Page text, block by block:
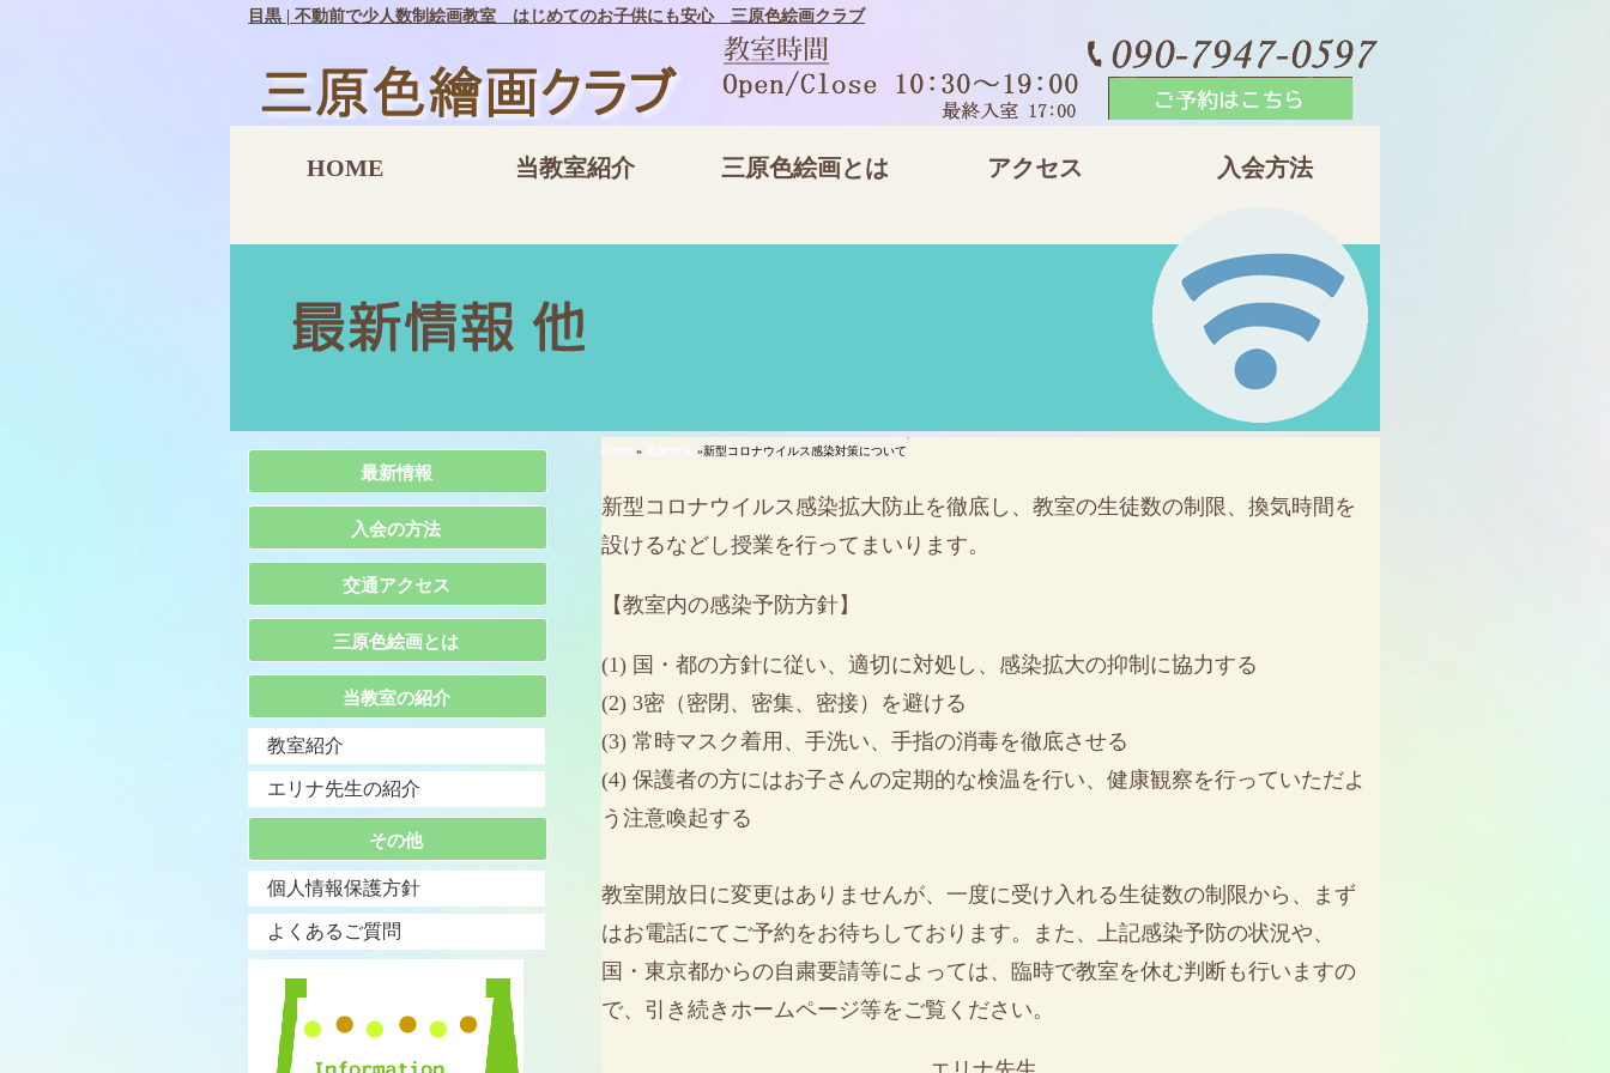
目黒 | 不動前で少人数制絵画教室 はじめてのお子供にも安心 三原色絵画クラブ
HOME 当教室紹介 三原色絵画とは アクセス 入会方法
» »新型コロナウイルス感染対策について
新型コロナウイルス感染拡大防止を徹底し、教室の生徒数の制限、換気時間を
設けるなどし授業を行ってまいります。
【教室内の感染予防方針】
(1) 国・都の方針に従い、適切に対処し、感染拡大の抑制に協力する
(2) 3密（密閉、密集、密接）を避ける
(3) 常時マスク着用、手洗い、手指の消毒を徹底させる
(4) 保護者の方にはお子さんの定期的な検温を行い、健康観察を行っていただよ
う注意喚起する
教室開放日に変更はありませんが、一度に受け入れる生徒数の制限から、まず
はお電話にてご予約をお待ちしております。また、上記感染予防の状況や、
国・東京都からの自粛要請等によっては、臨時で教室を休む判断も行いますの
で、引き続きホームページ等をご覧ください。
最新情報
入会の方法
交通アクセス
三原色絵画とは
当教室の紹介
教室紹介
エリナ先生の紹介
その他
個人情報保護方針
よくあるご質問